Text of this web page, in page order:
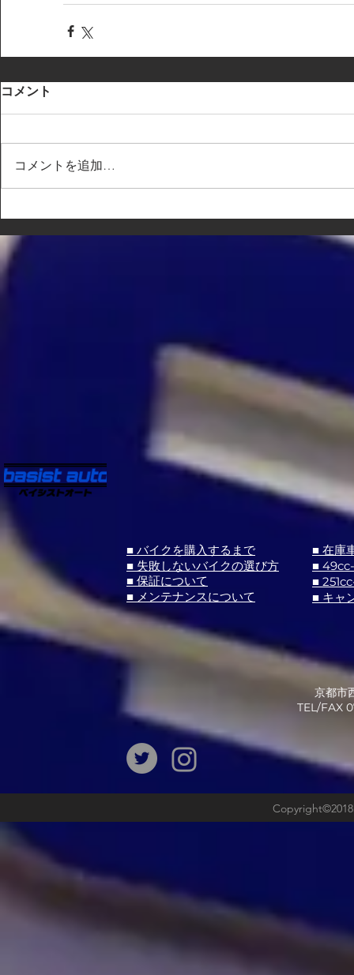
コメント
コメントを追加…
■ バイクを購入するまで
■ 失敗しないバイクの選び方
■ 保証について
■ メンテナンスについて
■ 在庫
■
■
■ キャ
京都市
​TEL/FAX